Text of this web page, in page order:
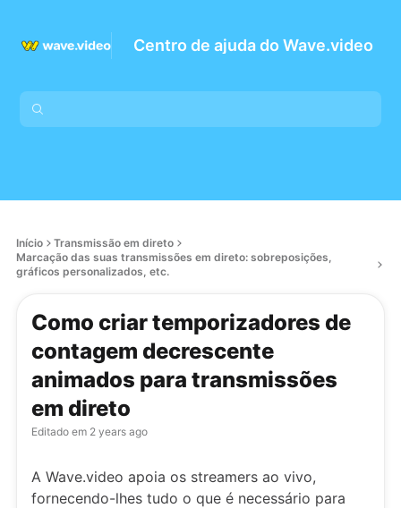
Centro de ajuda do Wave.video
Início
Transmissão em direto
Marcação das suas transmissões em direto: sobreposições,
gráficos personalizados, etc.
Como criar temporizadores de
contagem decrescente
animados para transmissões
em direto
Editado em 2 years ago
A Wave.video apoia os streamers ao vivo,
fornecendo-lhes tudo o que é necessário para